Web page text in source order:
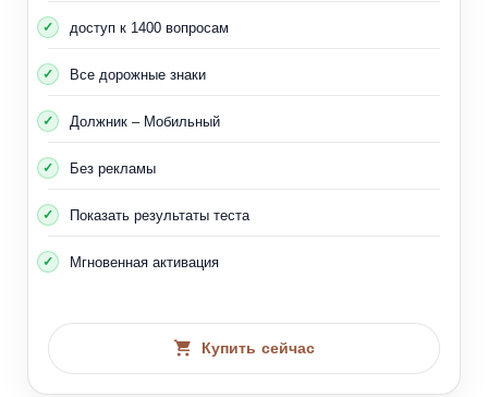
доступ к 1400 вопросам
Все дорожные знаки
Должник – Мобильный
Без рекламы
Показать результаты теста
Мгновенная активация
Купить сейчас